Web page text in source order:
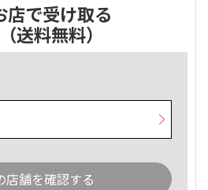
店で受け取る
（送料無料）
店舗を確認する